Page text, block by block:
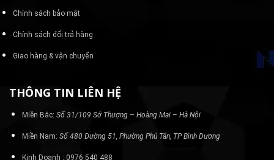
Chính sách bảo mật
Chính sách đổi trả hàng
Giao hàng & vận chuyển
THÔNG TIN LIÊN HỆ
Miền Bắc: Số 31/109 Sở Thượng – Hoàng Mai – Hà Nội
Miền Nam: Số 480 Đường 51, Phường Phú Tân, TP Bình Dương
Kinh Doanh : 0976 540 488